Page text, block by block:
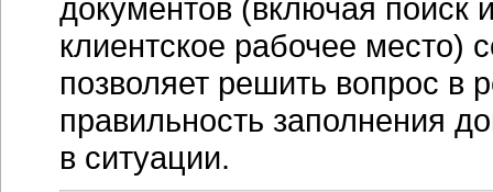
документов (включая поиск
клиентское рабочее место)
позволяет решить вопрос в
правильность заполнения
в ситуации.